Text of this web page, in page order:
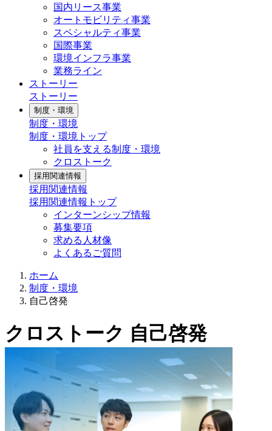
国内リース事業
オートモビリティ事業
スペシャルティ事業
国際事業
環境インフラ事業
業務ライン
ストーリー
ストーリー
制度・環境
制度・環境
制度・環境トップ
社員を支える制度・環境
クロストーク
採用関連情報
採用関連情報
採用関連情報トップ
インターンシップ情報
募集要項
求める人材像
よくあるご質問
ホーム
制度・環境
自己啓発
クロストーク 自己啓発